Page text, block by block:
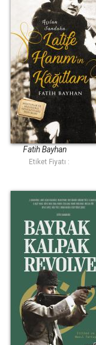
Latife Hanımın
Kağıtları
Fatih Bayhan
Etiket Fiyatı :